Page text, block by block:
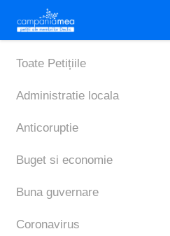
main
content
Toate Petițiile
Administratie locala
Anticoruptie
Buget si economie
Buna guvernare
Coronavirus